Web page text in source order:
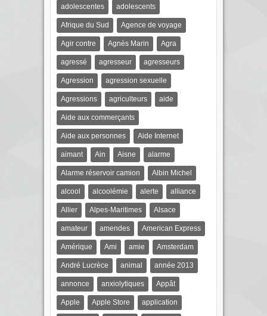
adolescentes adolescents
Afrique du Sud Agence de voyage
Agir contre Agnès Marin Agra
agressé agresseur agresseurs
Agression agression sexuelle
Agressions agriculteurs aide
Aide aux commerçants
Aide aux personnes Aide Internet
aimant Ain Aisne alarme
Alarme réservoir camion Albin Michel
alcool alcoolémie alerte alliance
Allier Alpes-Maritimes Alsace
amateur amendes American Express
Amérique Ami amie Amsterdam
André Lucrèce animal année 2013
annonce anxiolytiques Appât
Apple Apple Store application